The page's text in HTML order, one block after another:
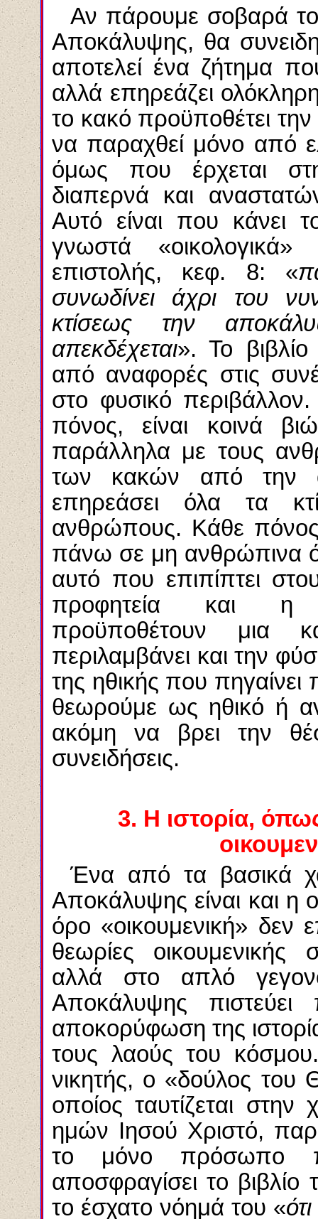
Αν πάρουμε σοβαρά
Αποκάλυψης, θα
αποτελεί ένα ζήτημα
αλλά επηρεάζει
το κακό προϋποθέτει την
να παραχθεί μόνο από
όμως που έρχεται
διαπερνά και
Αυτό είναι που κάνει
γνωστά
επιστολής, κεφ. 8: «
συνωδίνει άχρι του
κτίσεως την
απεκδέχεται». Το
από αναφορές στις
στο φυσικό
πόνος, είναι κοινά
παράλληλα με τους
των κακών από την
επηρεάσει όλα τα
ανθρώπους. Κάθε πόνος
πάνω σε μη ανθρώπινα
αυτό που επιπίπτει
προφητεία και η
προϋποθέτουν μια
περιλαμβάνει και την
της ηθικής που
θεωρούμε ως ηθικό ή
ακόμη να βρει την
συνειδήσεις.
3. Η ιστορία,
Ένα από τα βασικά
Αποκάλυψης είναι και η
όρο «οικουμενική» δεν
θεωρίες οικουμενικής
αλλά στο απλό
Αποκάλυψης
αποκορύφωση της
τους λαούς του
νικητής, ο «δούλος του
οποίος ταυτίζεται στην
ημών Ιησού Χριστό,
το μόνο πρόσωπο
αποσφραγίσει το βιβλίο
το έσχατο νόημά του «